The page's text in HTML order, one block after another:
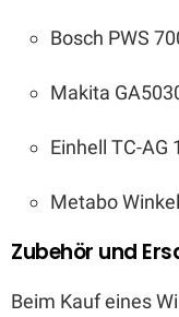
Bosch PWS
Makita
Einhell TC-AG
Metabo
Zubehör und
Beim Kauf eines